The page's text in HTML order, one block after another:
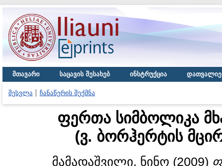
მთავარი საცავის შესახებ ინსტრუქცია
შესვლა ჩანაწერის შექმნა
ფერთა სიმბოლიკა
(ვ. ბორჰერტის
მამადაშვილი, ნინო (2009)